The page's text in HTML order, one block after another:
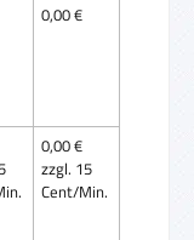
0,00 €
0,00 €
zzgl. 15
Cent/Min.